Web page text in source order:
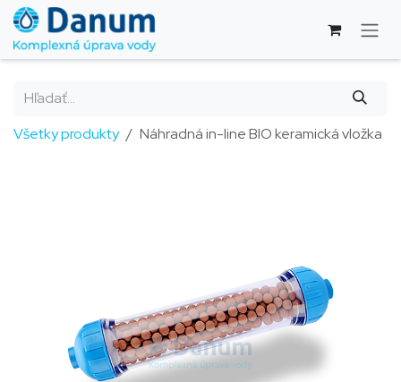
Skip to Content
Všetky produkty Náhradná in-line BIO keramická vložka